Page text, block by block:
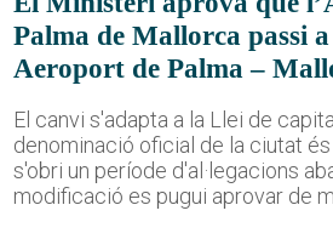
Palma de Mallorca passi
Aeroport de Palma –
El canvi s'adapta a la Llei de
denominació oficial de la ciutat
s'obri un període d'al·legacions
modificació es pugui aprovar de